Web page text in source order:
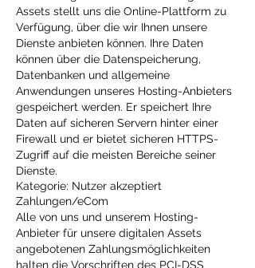
Assets stellt uns die Online-Plattform zu
Verfügung, über die wir Ihnen unsere
Dienste anbieten können. Ihre Daten
können über die Datenspeicherung,
Datenbanken und allgemeine
Anwendungen unseres Hosting-Anbieters
gespeichert werden. Er speichert Ihre
Daten auf sicheren Servern hinter einer
Firewall und er bietet sicheren HTTPS-
Zugriff auf die meisten Bereiche seiner
Dienste.
Kategorie: Nutzer akzeptiert
Zahlungen/eCom
Alle von uns und unserem Hosting-
Anbieter für unsere digitalen Assets
angebotenen Zahlungsmöglichkeiten
halten die Vorschriften des PCI-DSS